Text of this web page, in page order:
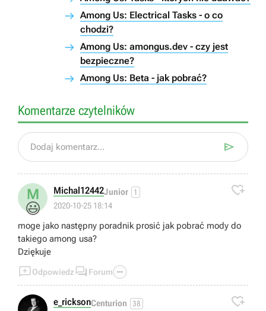
Among Us: Electrical Tasks - o co
chodzi?
Among Us: amongus.dev - czy jest
bezpieczne?
Among Us: Beta - jak pobrać?
Komentarze czytelników
Dodaj komentarz... 
M
😃
Michal12442Junior 1
2020-10-25 18:14

moge jako następny poradnik prosić jak pobrać mody do
takiego among usa?
Dziękuje
Odpowiedz  Forum 
e_ricksonCenturion 38 